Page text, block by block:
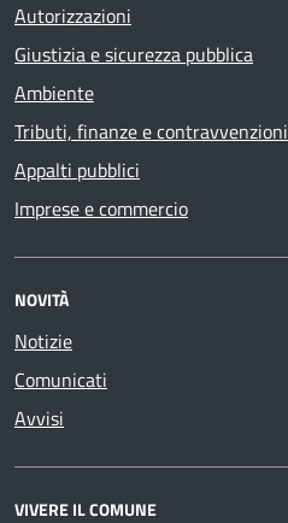
Autorizzazioni
Giustizia e sicurezza pubblica
Ambiente
Tributi, finanze e contravvenzioni
Appalti pubblici
Imprese e commercio
NOVITÀ
Notizie
Comunicati
Avvisi
VIVERE IL COMUNE